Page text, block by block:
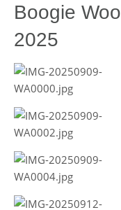
Boogie
2025